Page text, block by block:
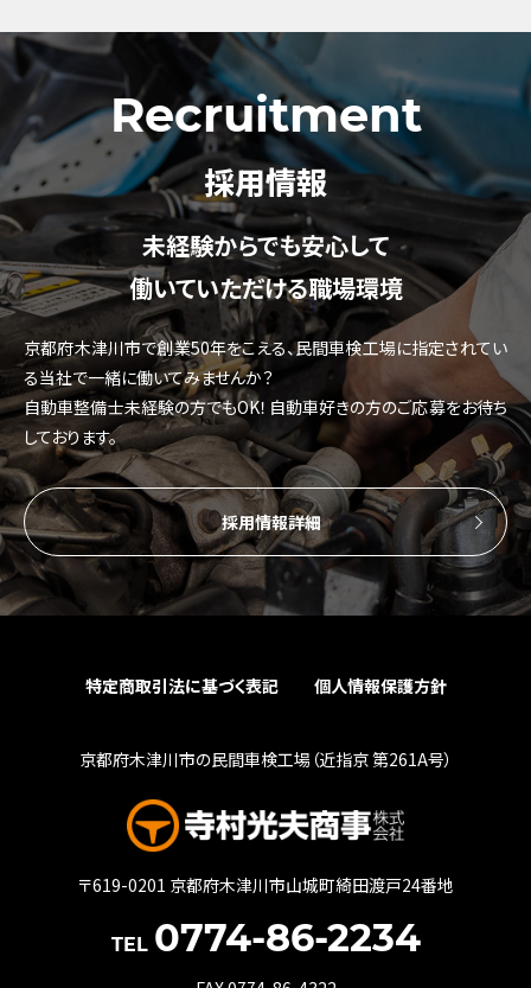
Recruitment
採用情報
未経験からでも安心して
働いていただける職場環境
京都府木津川市で創業50年をこえる、民間車検工場に指定されてい
る当社で一緒に働いてみませんか？
自動車整備士未経験の方でもOK！自動車好きの方のご応募をお待ち
しております。
採用情報詳細
特定商取引法に基づく表記 個人情報保護方針
京都府木津川市の民間車検工場（近指京 第261A号）
〒619-0201 京都府木津川市山城町綺田渡戸24番地
TEL 0774-86-2234